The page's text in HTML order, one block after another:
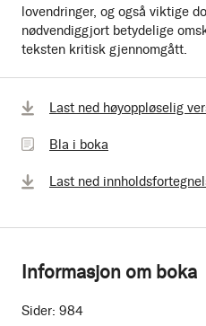
lovendringer, og også viktige
nødvendiggjort betydelige
teksten kritisk gjennomgått.
Last ned høyoppløselig
Bla
bokaBla i boka
Last ned
Informasjon om boka
Sider: 984